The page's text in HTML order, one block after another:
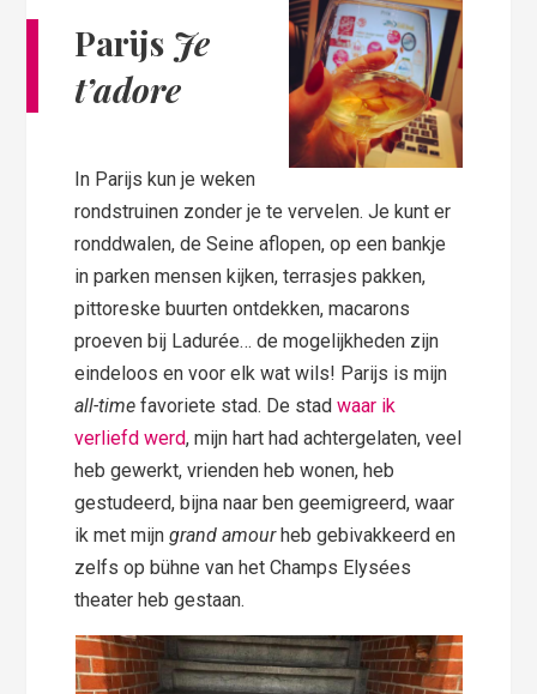
Parijs Je
t’adore
In Parijs kun je weken
rondstruinen zonder je te vervelen. Je kunt er
ronddwalen, de Seine aflopen, op een bankje
in parken mensen kijken, terrasjes pakken,
pittoreske buurten ontdekken, macarons
proeven bij Ladurée… de mogelijkheden zijn
eindeloos en voor elk wat wils! Parijs is mijn
all-timefavoriete stad. De stadwaar ik
verliefd werd, mijn hart had achtergelaten, veel
heb gewerkt, vrienden heb wonen, heb
gestudeerd, bijna naar ben geemigreerd, waar
ik met mijngrand amourheb gebivakkeerd en
zelfs op bühne van het Champs Elysées
theater heb gestaan.